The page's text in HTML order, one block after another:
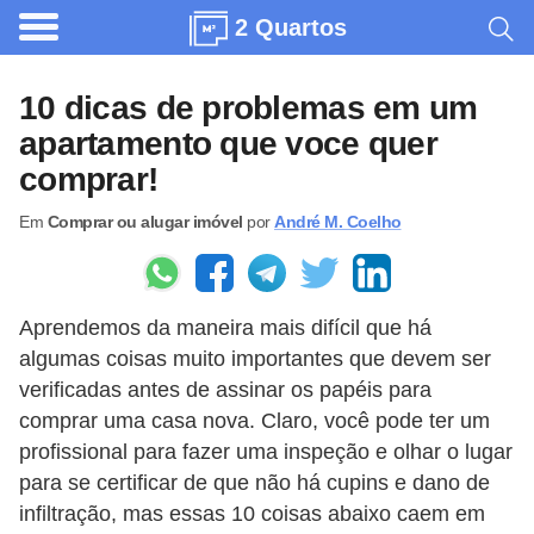
2 Quartos
10 dicas de problemas em um
apartamento que voce quer
comprar!
Em Comprar ou alugar imóvel por André M. Coelho
Aprendemos da maneira mais difícil que há
algumas coisas muito importantes que devem ser
verificadas antes de assinar os papéis para
comprar uma casa nova. Claro, você pode ter um
profissional para fazer uma inspeção e olhar o lugar
para se certificar de que não há cupins e dano de
infiltração, mas essas 10 coisas abaixo caem em
A
q
u
i
t
u
r
C
o
m